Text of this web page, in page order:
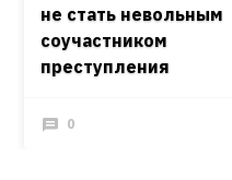
не стать невольным
соучастником
преступления
0